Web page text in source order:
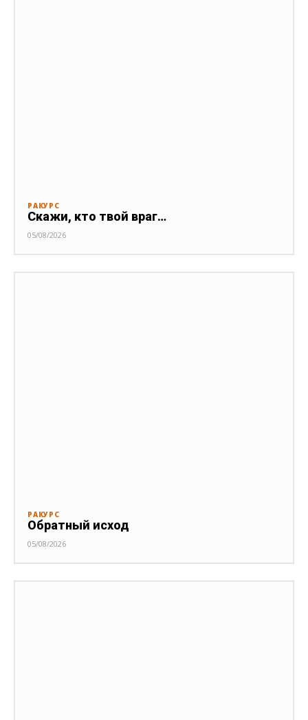
РАКУРС
Скажи, кто твой враг…
05/08/2026
РАКУРС
Обратный исход
05/08/2026